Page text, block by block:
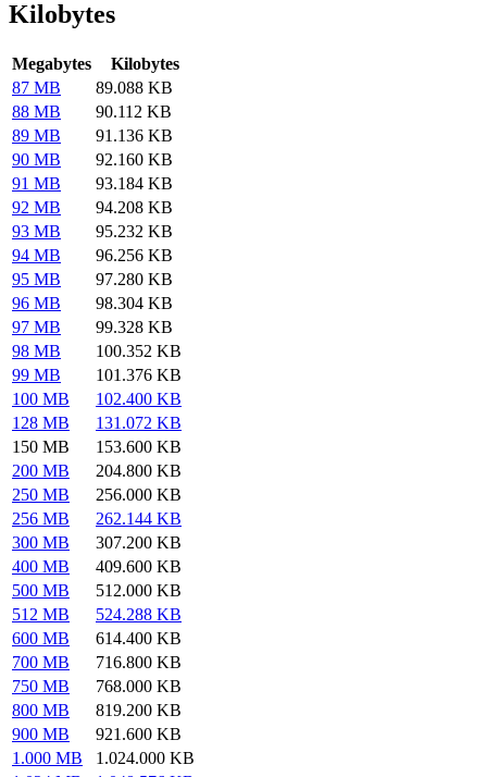
Kilobytes
Megabytes
Kilobytes
87 MB
89.088 KB
88 MB
90.112 KB
89 MB
91.136 KB
90 MB
92.160 KB
91 MB
93.184 KB
92 MB
94.208 KB
93 MB
95.232 KB
94 MB
96.256 KB
95 MB
97.280 KB
96 MB
98.304 KB
97 MB
99.328 KB
98 MB
100.352 KB
99 MB
101.376 KB
100 MB
102.400 KB
128 MB
131.072 KB
150 MB
153.600 KB
200 MB
204.800 KB
250 MB
256.000 KB
256 MB
262.144 KB
300 MB
307.200 KB
400 MB
409.600 KB
500 MB
512.000 KB
512 MB
524.288 KB
600 MB
614.400 KB
700 MB
716.800 KB
750 MB
768.000 KB
800 MB
819.200 KB
900 MB
921.600 KB
1.000 MB
1.024.000 KB